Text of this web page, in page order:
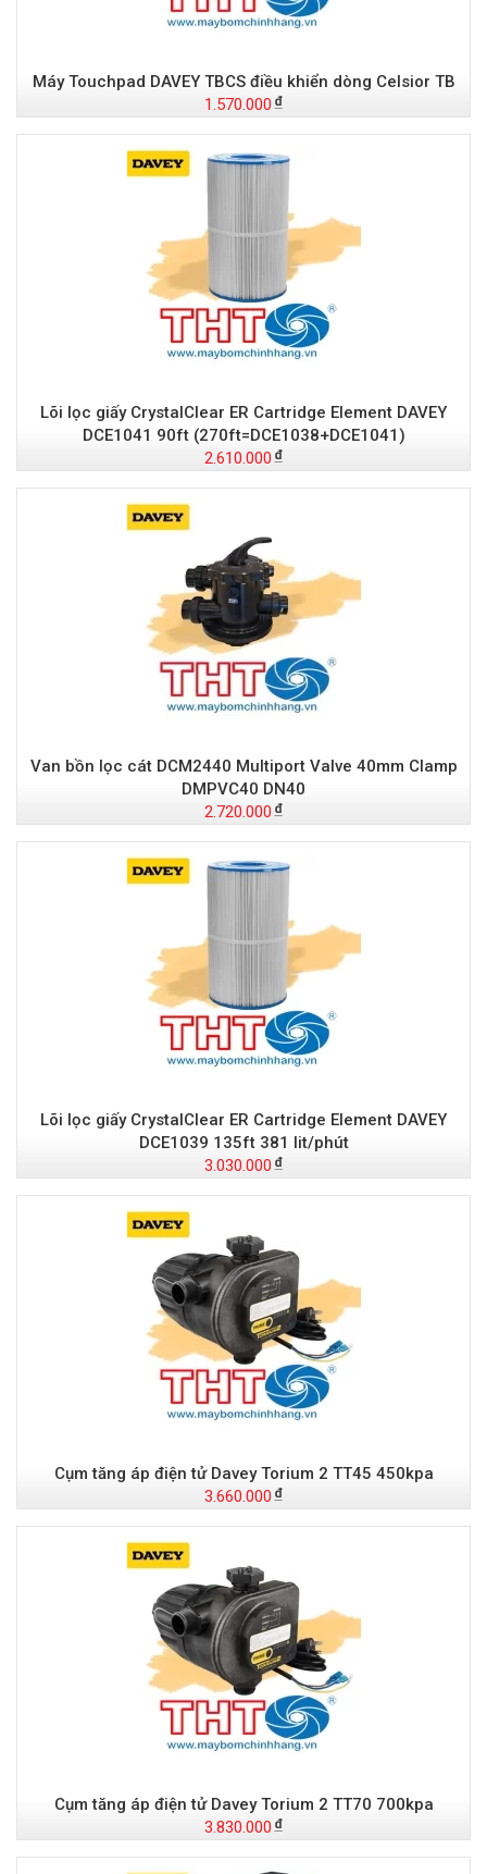
Máy Touchpad DAVEY TBCS điều khiển dòng Celsior TB
1.570.000
Lõi lọc giấy CrystalClear ER Cartridge Element DAVEY
DCE1041 90ft (270ft=DCE1038+DCE1041)
2.610.000
Van bồn lọc cát DCM2440 Multiport Valve 40mm Clamp
DMPVC40 DN40
2.720.000
Lõi lọc giấy CrystalClear ER Cartridge Element DAVEY
DCE1039 135ft 381 lit/phút
3.030.000
Cụm tăng áp điện tử Davey Torium 2 TT45 450kpa
3.660.000
Cụm tăng áp điện tử Davey Torium 2 TT70 700kpa
3.830.000